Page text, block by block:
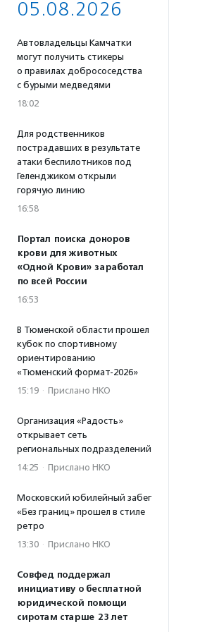
05.08.2026
Автовладельцы Камчатки
могут получить стикеры
о правилах добрососедства
с бурыми медведями
18:02
Для родственников
пострадавших в результате
атаки беспилотников под
Геленджиком открыли
горячую линию
16:58
Портал поиска доноров
крови для животных
«Одной Крови» заработал
по всей России
16:53
В Тюменской области прошел
кубок по спортивному
ориентированию
«Тюменский формат-2026»
15:19 · Прислано НКО
Организация «Радость»
открывает сеть
региональных подразделений
14:25 · Прислано НКО
Московский юбилейный забег
«Без границ» прошел в стиле
ретро
13:30 · Прислано НКО
Совфед поддержал
инициативу о бесплатной
юридической помощи
сиротам старше 23 лет